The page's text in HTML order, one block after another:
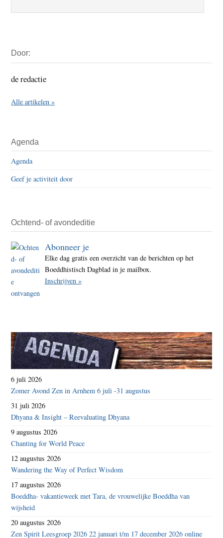
Sidebar
Door:
de redactie
Alle artikelen »
Agenda
Agenda
Geef je activiteit door
Ochtend- of avondeditie
Abonneer je
Elke dag gratis een overzicht van de berichten op het
Boeddhistisch Dagblad in je mailbox.
Inschrijven »
6 juli 2026
Zomer Avond Zen in Arnhem 6 juli -31 augustus
31 juli 2026
Dhyana & Insight – Reevaluating Dhyana
9 augustus 2026
Chanting for World Peace
12 augustus 2026
Wandering the Way of Perfect Wisdom
17 augustus 2026
Boeddha- vakantieweek met Tara, de vrouwelijke Boeddha van
wijsheid
20 augustus 2026
Zen Spirit Leesgroep 2026 22 januari t/m 17 december 2026 online